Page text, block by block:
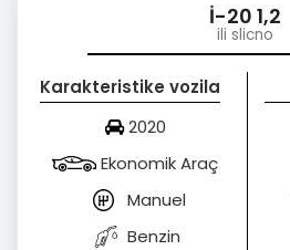
İ-20 1,2
ili slicno
Karakteristike vozila
2020
Ekonomik Araç
Manuel
Benzin